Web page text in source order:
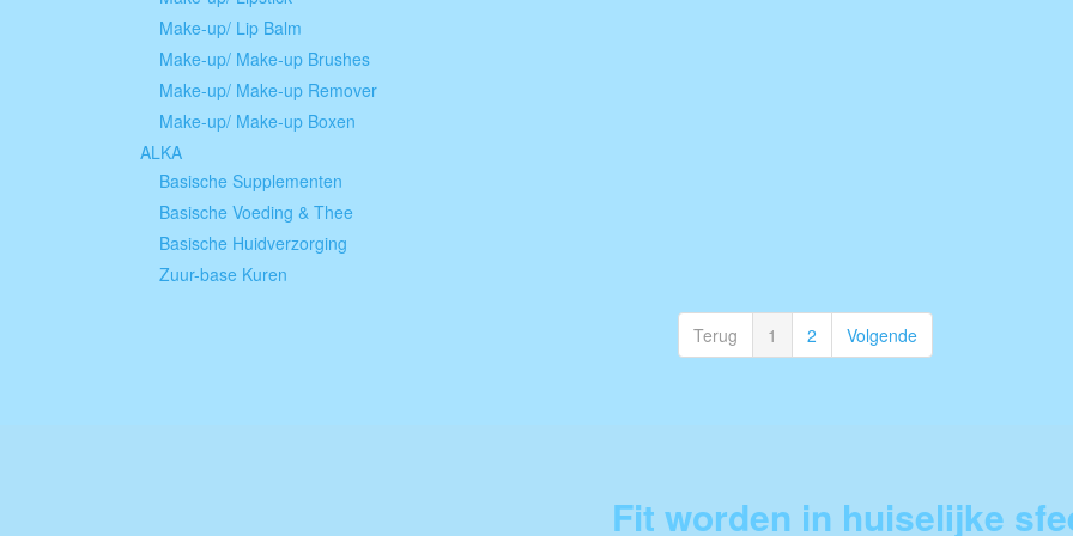
Make-up/ Lip Balm
Make-up/ Make-up Brushes
Make-up/ Make-up Remover
Make-up/ Make-up Boxen
ALKA
Basische Supplementen
Basische Voeding & Thee
Basische Huidverzorging
Zuur-base Kuren
Terug 1 2 Volgende
Fit worden in huiselijke